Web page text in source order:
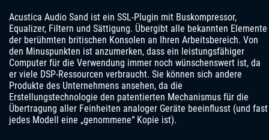
Acustica Audio Sand ist ein SSL-Plugin mit Buskompressor,
Equalizer, Filtern und Sättigung. Übergibt alle bekannten Elemente
der berühmten britischen Konsolen an Ihren Arbeitsbereich. Von
den Minuspunkten ist anzumerken, dass ein leistungsfähiger
Computer für die Verwendung immer noch wünschenswert ist, da
er viele DSP-Ressourcen verbraucht. Sie können sich andere
Produkte des Unternehmens ansehen, da die
Erstellungstechnologie den patentierten Mechanismus für die
Übertragung aller Feinheiten analoger Geräte beeinflusst (und fast
jedes Modell eine „genommene“ Kopie ist).